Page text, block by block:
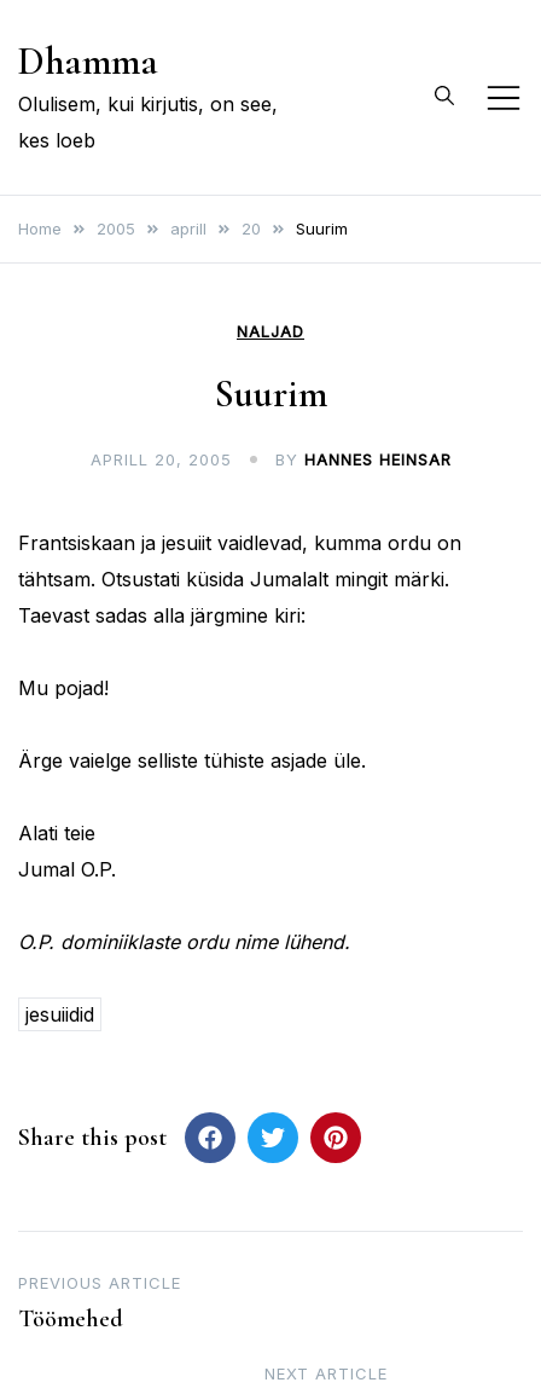
Dhamma
Olulisem, kui kirjutis, on see,
kes loeb
Home 2005 aprill 20 Suurim
NALJAD
Suurim
APRILL 20, 2005 BY HANNES HEINSAR
Frantsiskaan ja jesuiit vaidlevad, kumma ordu on
tähtsam. Otsustati küsida Jumalalt mingit märki.
Taevast sadas alla järgmine kiri:
Mu pojad!
Ärge vaielge selliste tühiste asjade üle.
Alati teie
Jumal O.P.
O.P. dominiiklaste ordu nime lühend.
jesuiidid
Share this post
Post
navigation
PREVIOUS ARTICLE
Töömehed
NEXT ARTICLE